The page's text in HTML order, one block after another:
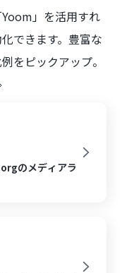
」を活用すれ
できます。豊富な
をピックアップ。
のメディアラ